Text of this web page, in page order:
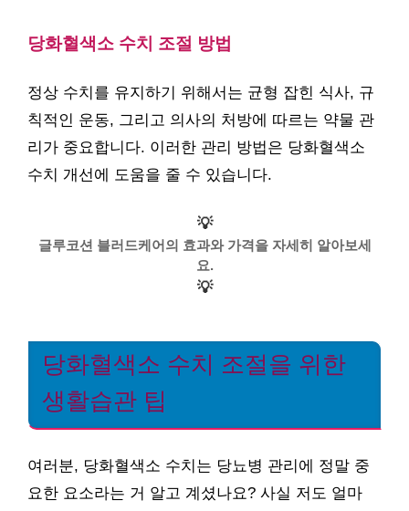
당화혈색소 수치 조절 방법
정상 수치를 유지하기 위해서는 균형 잡힌 식사, 규
칙적인 운동, 그리고 의사의 처방에 따르는 약물 관
리가 중요합니다. 이러한 관리 방법은 당화혈색소
수치 개선에 도움을 줄 수 있습니다.
💡
글루코션 블러드케어의 효과와 가격을 자세히 알아보세
요.
💡
당화혈색소 수치 조절을 위한
생활습관 팁
여러분, 당화혈색소 수치는 당뇨병 관리에 정말 중
요한 요소라는 거 알고 계셨나요? 사실 저도 얼마